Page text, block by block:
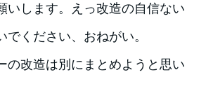
いします。えっ改造の自信ない
でください、おねがい。
の改造は別にまとめようと思い